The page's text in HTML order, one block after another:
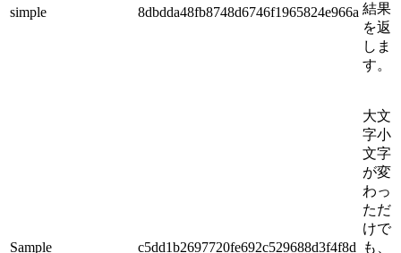
結果
を返
しま
す。
simple 8dbdda48fb8748d6746f1965824e966a
Sample c5dd1b2697720fe692c529688d3f4f8d
大文
字小
文字
が変
わっ
ただ
けで
も、